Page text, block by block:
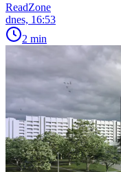
ReadZone
dnes, 16:53
2 min